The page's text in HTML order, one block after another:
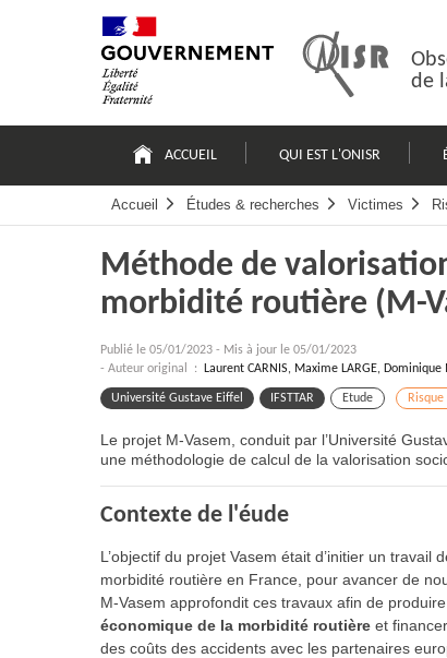
de
principale
ACCUEIL QUI EST L'ONISR
Accueil Études & recherches Victimes
Méthode de
morbidité routière (M-
Publié le 05/01/2023 - Mis à jour le 05/01/2023
- Auteur original : Laurent CARNIS, Maxime LARGE,
Université Gustave Eiffel IFSTTAR Etude
Le projet M-Vasem, conduit par l’Université
une méthodologie de calcul de la valorisation
Contexte de l'éude
L’objectif du projet Vasem était d’initier un
morbidité routière en France, pour avancer de
M-Vasem approfondit ces travaux afin de
économique de la morbidité routière et
des coûts des accidents avec les partenaires